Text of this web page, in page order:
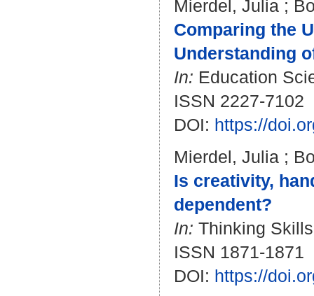
Mierdel, Julia ;
Comparing the
Understanding
In: Education
ISSN 2227-7102
DOI: https://
Mierdel, Julia ;
Is creativity,
dependent?
In: Thinking
ISSN 1871-1871
DOI: https://